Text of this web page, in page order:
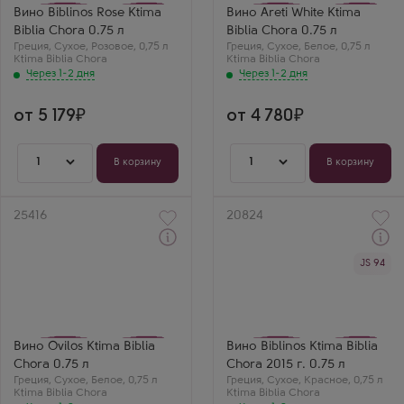
Вино Biblinos Rose Ktima
Biblia Chora 0.75 л
Греция, Сухое, Розовое, 0,75 л
Ktima Biblia Chora
Через 1-2 дня
Сира (Шираз)
Страна
Греция
Ярослав И.
Уникальное розовое
из Греции. Вкус
Очень круто.
от 5 179
1 В корзину
Вино Areti White Ktima
Biblia Chora 0.75 л
Греция, Сухое, Белое, 0,75 л
Ktima Biblia Chora
Через 1-2 дня
Ассиртико
Страна
Греция
от 4 780
1 В корзину
Артикул
25416
Вино Ovilos Ktima Biblia
Chora 0.75 л
Греция, Сухое, Белое, 0,75 л
Ktima Biblia Chora
Ассиртико
Страна
Греция
Артикул
20824
JS 94
Вино Biblinos Ktima Biblia
Chora 2015 г. 0.75 л
Греция, Сухое, Красное, 0,75 л
Ktima Biblia Chora
Мавруди
Страна
Греция